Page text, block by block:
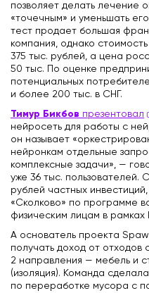
позволяет делать лечение
«точечным» и уменьшать
тест продает большая
компания, однако
375 тыс. рублей, а цена
50 тыс. По оценке
потенциальных
и более 200 тыс. в СНГ.
Тимур Бикбов презентовал
нейросеть для работы с
он называет
нейронкам отдельные
комплексные задачи», —
уже 36 тыс. пользователей.
рублей частных
«Сколково» по программе
физическим лицам в
А основатель проекта
получать доход от
2 направления — мебель и
(изоляция). Команда
по переработке мусора с